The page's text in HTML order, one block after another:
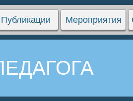
Публикации Мероприятия